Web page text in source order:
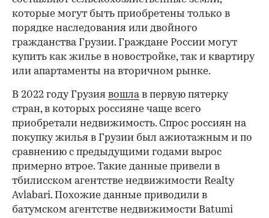
которые могут быть приобретены только в
порядке наследования или двойного
гражданства Грузии. Граждане России могут
купить как жилье в новостройке, так и квартиру
или апартаменты на вторичном рынке.
В 2022 году Грузия вошлав первую пятерку
стран, в которых россияне чаще всего
приобретали недвижимость. Спрос россиян на
покупку жилья в Грузии был ажиотажным и по
сравнению с предыдущими годами вырос
примерно втрое. Такие данные привели в
тбилисском агентстве недвижимости Realty
Avlabari. Похожие данные приводили в
батумском агентстве недвижимости Batumi